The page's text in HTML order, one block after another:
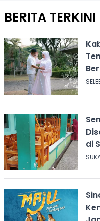
BERITA TERKINI
di